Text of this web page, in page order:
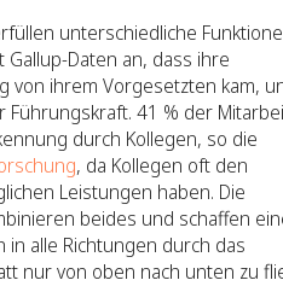
unterschiedliche
Gallup-Daten an, dass ihre
von ihrem Vorgesetzten kam,
Führungskraft. 41 % der
durch Kollegen, so die
, da Kollegen oft den
Leistungen haben. Die
beides und schaffen
alle Richtungen durch das
nur von oben nach unten zu